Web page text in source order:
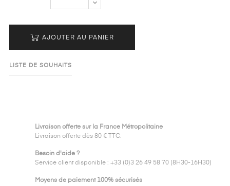
AJOUTER AU PANIER
LISTE DE SOUHAITS
Livraison offerte sur la France Métropolitaine
Livraison offerte dès 80 € TTC.
Besoin d'aide ?
Service client disponible : +33 (0)3 26 49 58 70 (8H30-16H30)
Moyens de paiement 100% sécurisés